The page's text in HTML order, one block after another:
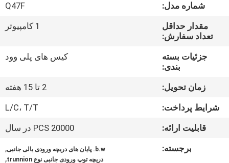
کارخانه
کنترل
کیفیت
ما
تماس
شماره مدل:
Q47F
مقدار حداقل
تعداد سفارش:
1 کامپیوتر
جزئیات بسته
بندی:
کیس های پلی وود
زمان تحویل:
2 تا 15 هفته
شرایط پرداخت:
L/C، T/T
قابلیت ارائه:
20000 PCS در سال
برجسته:
b.w. پایان های دریچه ورودی بالی جانبی ,
دریچه توپ ورودی جانبی نوع trunnion ,